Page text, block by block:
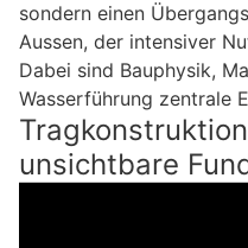
sondern einen
Aussen, der intensiver
Dabei sind Bauphysik,
Wasserführung zentrale
unsichtbare